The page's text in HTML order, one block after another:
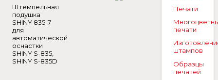
Штемпельная
подушка
SHINY 835-7
для
автоматической
оснастки
SHINY S-835,
SHINY S-835D
Печати
печати
штампов
Образцы
печатей